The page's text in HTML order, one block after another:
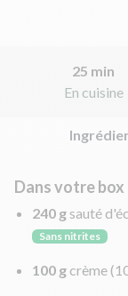
25 min
En cuisine
Dans votre box
240 g sauté
Sans nitrites
100 g crème